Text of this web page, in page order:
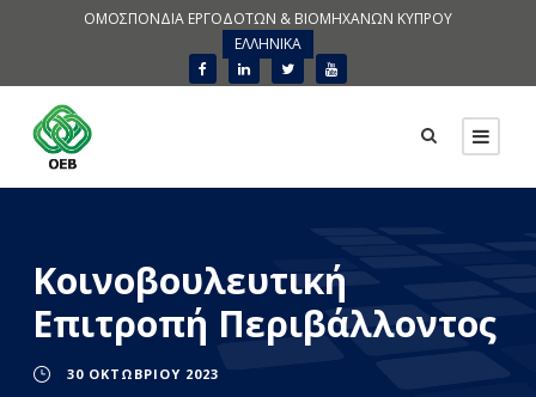
ΟΜΟΣΠΟΝΔΙΑ ΕΡΓΟΔΟΤΩΝ & ΒΙΟΜΗΧΑΝΩΝ ΚΥΠΡΟΥ
ΕΛΛΗΝΙΚΑ
Κοινοβουλευτική
Επιτροπή Περιβάλλοντος
30 ΟΚΤΩΒΡΊΟΥ 2023